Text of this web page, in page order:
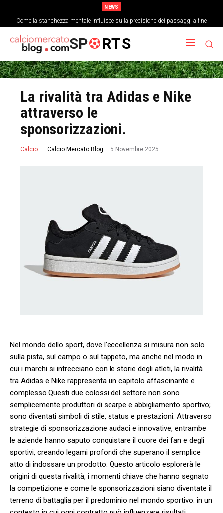
NEWS
Come la stanchezza mentale influisce sulla precisione dei passaggi a fine
partita
SP RTS
La rivalità tra Adidas e Nike
attraverso le
sponsorizzazioni.
Calcio Calcio Mercato Blog 5 Novembre 2025
Nel mondo dello sport, dove l’eccellenza si misura non solo
sulla pista,⁣ sul⁣ campo o sul tappeto, ma anche nel modo in
cui i⁣ marchi si intrecciano con le storie​ degli atleti, la rivalità
tra Adidas e Nike ⁢rappresenta un capitolo affascinante e
complesso.Questi due colossi del settore non sono
semplicemente produttori di scarpe e abbigliamento sportivo;
sono diventati simboli di stile, status e prestazioni. Attraverso
strategie⁣ di sponsorizzazione audaci e innovative, entrambe
le aziende hanno saputo conquistare ⁣il cuore dei fan⁢ e degli
sportivi, creando legami profondi che superano ‍il semplice
atto ⁢di indossare un ‌prodotto. Questo articolo ​esplorerà le
origini di questa rivalità, i momenti chiave che hanno segnato
la competizione e⁣ come le⁤ sponsorizzazioni ‍siano diventate il
terreno di battaglia per il predominio nel mondo sportivo. ‌in un